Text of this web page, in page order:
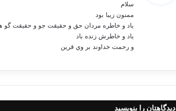
سلام
ممنون زيبا بود
ياد و خاطره مردان حق و حقيقت جو و حقيقت گو
ياد و خاطرش زنده باد
و رحمت خداوند بر وي قرين
دیدگاهتان را بنویسید